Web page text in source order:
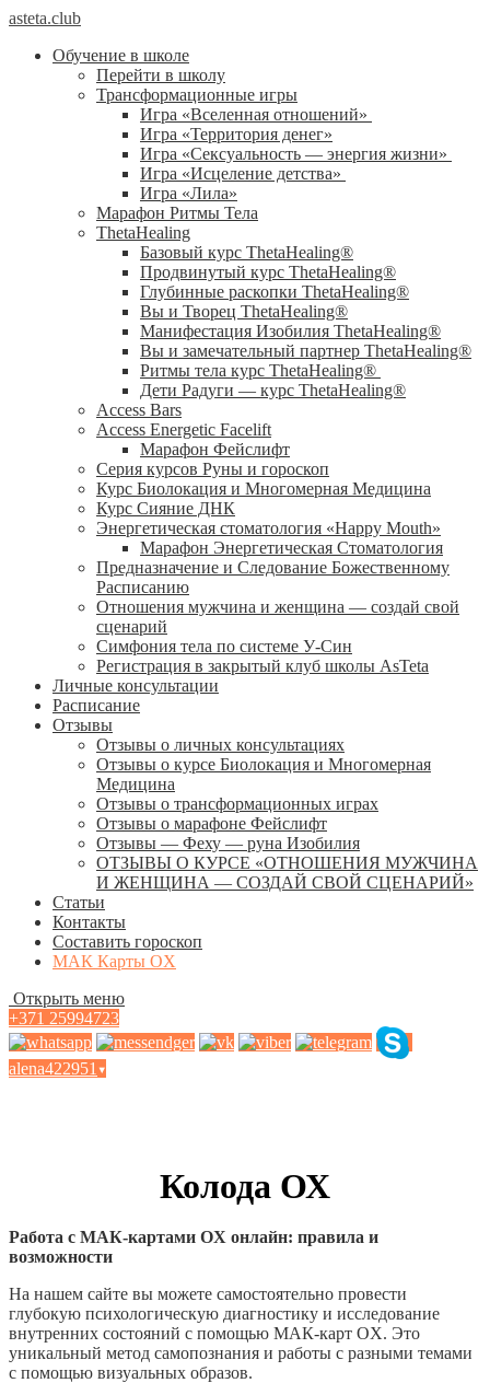
asteta.club
Обучение в школе
Перейти в школу
Трансформационные игры
Игра «Вселенная отношений»
Игра «Территория денег»
Игра «Сексуальность — энергия жизни»
Игра «Исцеление детства»
Игра «Лила»
Марафон Ритмы Тела
ThetaHealing
Базовый курс ThetaHealing®
Продвинутый курс ThetaHealing®
Глубинные раскопки ThetaHealing®
Вы и Творец ThetaHealing®
Манифестация Изобилия ThetaHealing®
Вы и замечательный партнер ThetaHealing®
Ритмы тела курс ThetaHealing®
Дети Радуги — курс ThetaHealing®
Access Bars
Access Energetic Facelift
Марафон Фейслифт
Серия курсов Руны и гороскоп
Курс Биолокация и Многомерная Медицина
Курс Сияние ДНК
Энергетическая стоматология «Happy Mouth»
Марафон Энергетическая Cтоматология
Предназначение и Следование Божественному
Расписанию
Отношения мужчина и женщина — создай свой
сценарий
Симфония тела по системе У-Син
Регистрация в закрытый клуб школы AsTeta
Личные консультации
Расписание
Отзывы
Отзывы о личных консультациях
Отзывы о курсе Биолокация и Многомерная
Медицина
Отзывы о трансформационных играх
Отзывы о марафоне Фейслифт
Отзывы — Феху — руна Изобилия
ОТЗЫВЫ О КУРСЕ «ОТНОШЕНИЯ МУЖЧИНА
И ЖЕНЩИНА — СОЗДАЙ СВОЙ СЦЕНАРИЙ»
Статьи
Контакты
Составить гороскоп
МАК Карты OХ
Открыть меню
+371 25994723
alena422951 ▾
Колода ОХ
Работа с МАК-картами OХ онлайн: правила и
возможности
На нашем сайте вы можете самостоятельно провести
глубокую психологическую диагностику и исследование
внутренних состояний с помощью МАК-карт OХ. Это
уникальный метод самопознания и работы с разными темами
с помощью визуальных образов.